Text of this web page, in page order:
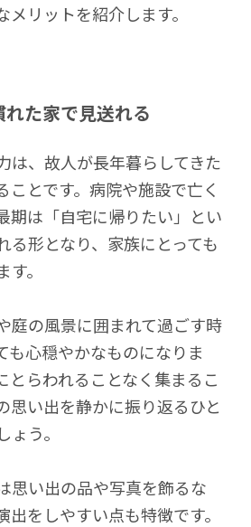
リットを紹介します。
た家で見送れる
は、故人が長年暮らしてきた
ことです。病院や施設で亡く
期は「自宅に帰りたい」とい
る形となり、家族にとっても
。
庭の風景に囲まれて過ごす時
も心穏やかなものになりま
とらわれることなく集まるこ
思い出を静かに振り返るひと
う。
思い出の品や写真を飾るな
出をしやすい点も特徴です。